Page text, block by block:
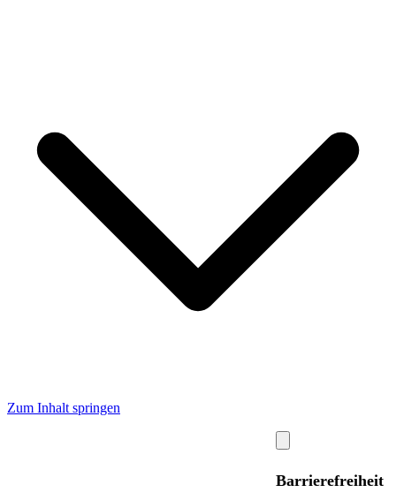
Zum Inhalt springen
schließen
Barrierefreiheit